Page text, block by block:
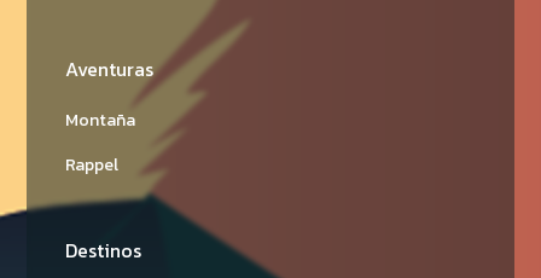
Aventuras
Montaña
Rappel
Destinos